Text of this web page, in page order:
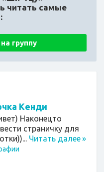
читать самые
группу
Кенди
Наконецто
страничку для
Читать далее»